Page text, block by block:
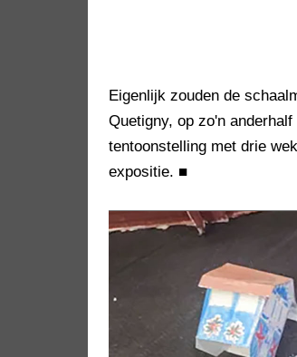
Eigenlijk zouden de
Quetigny, op zo'n
tentoonstelling met drie
expositie. ■